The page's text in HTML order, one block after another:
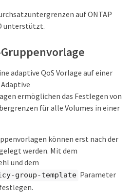
auf ONTAP
unterstützt.
adaptive QoS Vorlage auf einer
ermöglichen das Festlegen von
für alle Volumes in einer
können erst nach der
werden. Mit dem
und dem
group-template Parameter